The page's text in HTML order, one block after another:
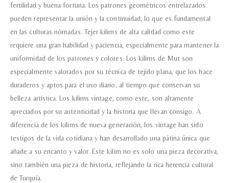
fertilidad y buena fortuna. Los patrones geométricos entrelazados
pueden representar la unión y la continuidad, lo que es fundamental
en las culturas nómadas. Tejer kilims de alta calidad como este
requiere una gran habilidad y paciencia, especialmente para mantener la
uniformidad de los patrones y colores. Los kilims de Mut son
especialmente valorados por su técnica de tejido plana, que los hace
duraderos y aptos para el uso diario, al tiempo que conservan su
belleza artística. Los kilims vintage, como este, son altamente
apreciados por su autenticidad y la historia que llevan consigo. A
diferencia de los kilims de nueva generación, los vintage han sido
testigos de la vida cotidiana y han desarrollado una pátina única que
añade a su encanto y valor. Este kilim no es solo una pieza decorativa,
sino también una pieza de historia, reflejando la rica herencia cultural
de Turquía.
Doy mi consentimiento para que
esta web almacene la
información que envío para que
puedan responder a mi petición.
Recibir mi oferta